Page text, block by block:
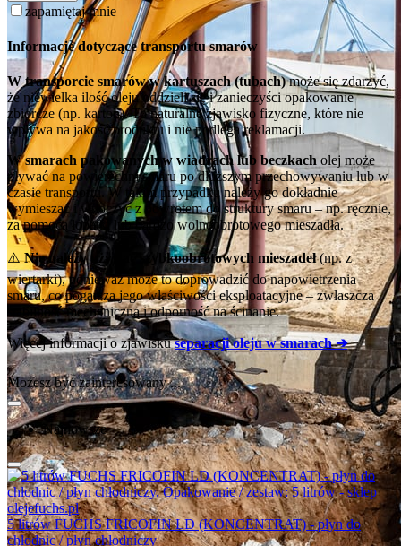
zapamiętaj mnie
Informacje dotyczące transportu smarów
W transporcie smarów w kartuszach (tubach)może się zdarzyć,
że niewielka ilość oleju oddzieli się i zanieczyści opakowanie
zbiorcze (np. karton). To naturalne zjawisko fizyczne, które nie
wpływa na jakość produktu i nie podlega reklamacji.
W smarach pakowanych w wiadrach lub beczkach olej może
pływać na powierzchni smaru po dłuższym przechowywaniu lub w
czasie transportu. W takim przypadku należy go dokładnie
wymieszać i wtłoczyć z powrotem do struktury smaru – np. ręcznie,
za pomocą łopatki lub bardzo wolnoobrotowego mieszadła.
⚠️Nie należy używać szybkoobrotowych mieszadeł(np. z
wiertarki), ponieważ może to doprowadzić do napowietrzenia
smaru, co pogarsza jego właściwości eksploatacyjne – zwłaszcza
stabilność mechaniczną i odporność na ścinanie.
Więcej informacji o zjawiskuseparacji oleju w smarach ➔
Możesz być zainteresowany ...
Najnowsze
5 litrów FUCHS FRICOFIN LD (KONCENTRAT) - płyn do
chłodnic / płyn chłodniczy